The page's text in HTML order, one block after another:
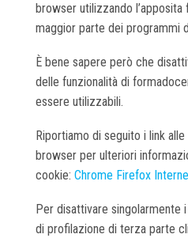
browser utilizzando
maggior parte dei programmi
È bene sapere però che
delle funzionalità di
essere utilizzabili.
Riportiamo di seguito i link
browser per ulteriori
cookie: Chrome Firefox
Per disattivare singolarmente
di profilazione di terza parte